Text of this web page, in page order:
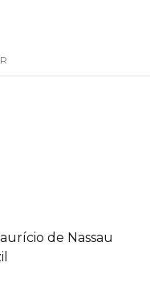
de Nassau